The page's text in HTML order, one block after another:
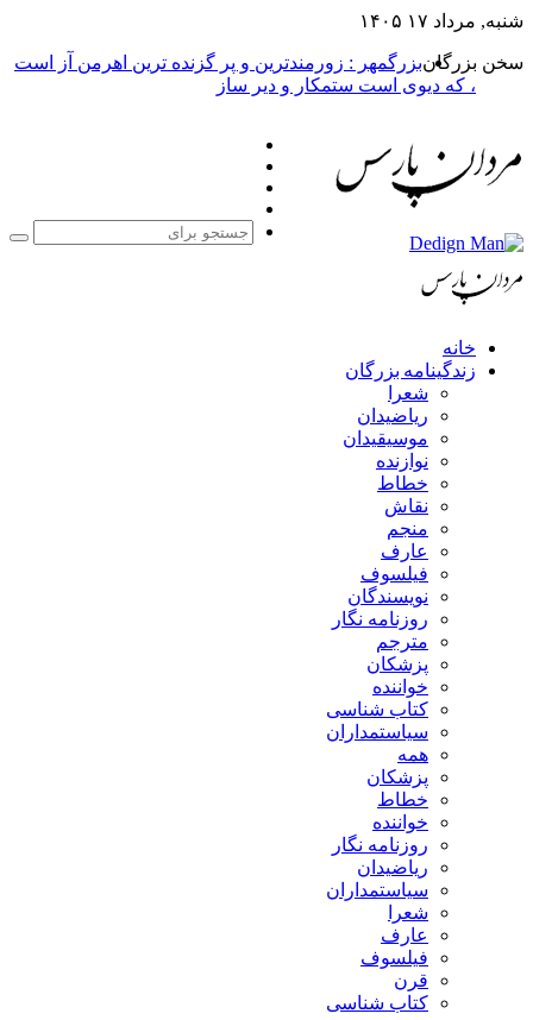
شنبه, مرداد ۱۷ ۱۴۰۵
سخن بزرگانبزرگمهر : زورمندترین و پر گزنده ترین اهرمن آز است
، که دیوی است ستمکار و دیر ساز
خانه
زندگینامه بزرگان
شعرا
ریاضیدان
موسیقیدان
نوازنده
خطاط
نقاش
منجم
عارف
فیلسوف
نویسندگان
روزنامه نگار
مترجم
پزشکان
خواننده
کتاب شناسی
سیاستمداران
همه
پزشکان
خطاط
خواننده
روزنامه نگار
ریاضیدان
سیاستمداران
شعرا
عارف
فیلسوف
قرن
کتاب شناسی